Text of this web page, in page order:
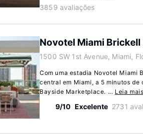
3859 avaliações
Novotel Miami Brickell
1500 SW 1st Avenue, Miami,
Com uma estadia Novotel Miami
central em Miami, a 5 minutos
Bayside Marketplace. ... Leia
9/10 Excelente 2731